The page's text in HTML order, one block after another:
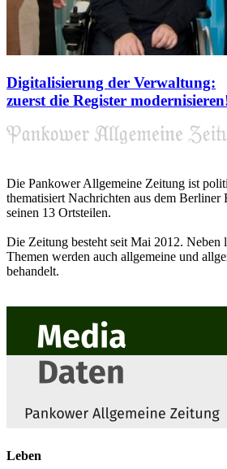
Digitalisierung der Verwaltung:
zuerst die Register
Die Pankower Allgemeine Zeitung ist
thematisiert Nachrichten aus dem
seinen 13 Ortsteilen.
Die Zeitung besteht seit Mai 2012. Neben
Themen werden auch allgemeine und
behandelt.
Leben